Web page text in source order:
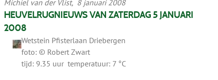
Michiel van der Vlist, 8 januari 2008
HEUVELRUGNIEUWS VAN ZATERDAG 5 JANUARI
2008
Wetstein Pfisterlaan Driebergen
foto: © Robert Zwart
tijd: 9.35 uur temperatuur: 7 °C